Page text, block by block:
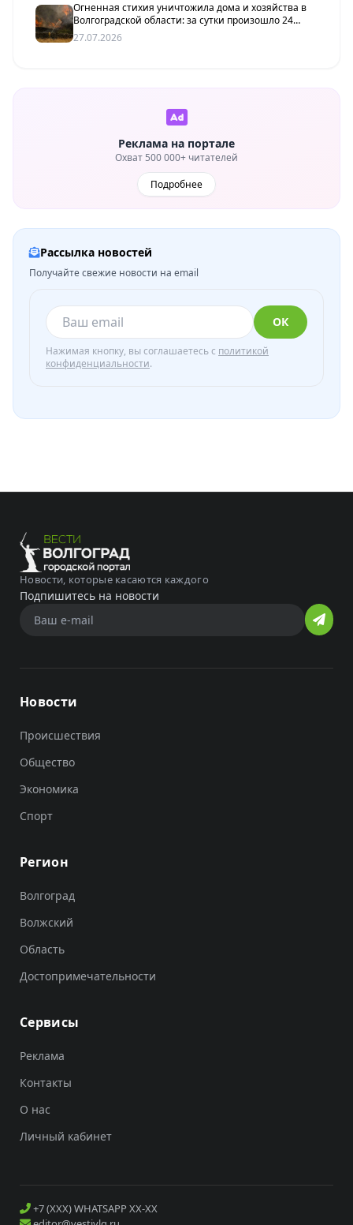
Огненная стихия уничтожила дома и хозяйства в
Волгоградской области: за сутки произошло 24
пожара
27.07.2026
Реклама на портале
Охват 500 000+ читателей
Подробнее
Рассылка новостей
Получайте свежие новости на email
ОК
Нажимая кнопку, вы соглашаетесь с политикой
конфиденциальности.
Новости, которые касаются каждого
Подпишитесь на новости
Новости
Происшествия
Общество
Экономика
Спорт
Регион
Волгоград
Волжский
Область
Достопримечательности
Сервисы
Реклама
Контакты
О нас
Личный кабинет
+7 (XXX) WHATSAPP XX-XX